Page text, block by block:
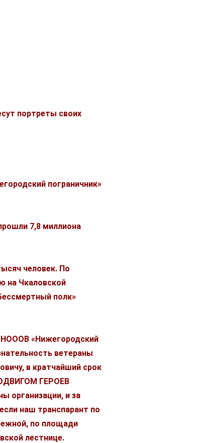
портреты своих
пограничник»
7,8 миллиона
человек. По
на Чкаловской
полк»
«Нижегородский
ветераны
в кратчайший срок
ГЕРОЕВ
организации, и за
наш транспарант по
по площади
лестнице.